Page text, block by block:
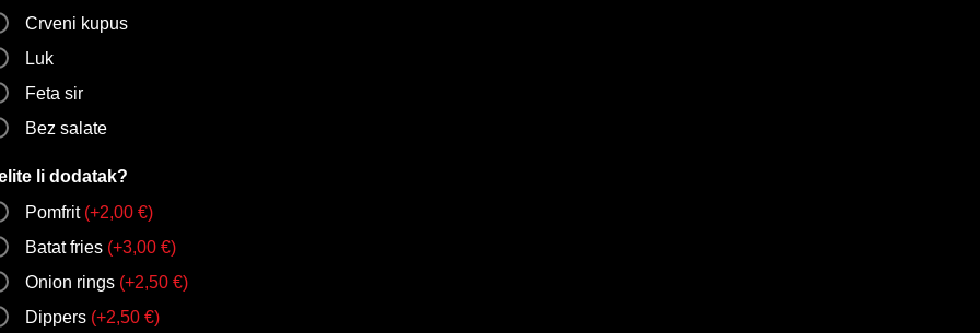
Crveni kupus
Luk
Feta sir
Bez salate
li dodatak?
Pomfrit (+2,00 €)
Batat fries (+3,00 €)
Onion rings (+2,50 €)
Dippers (+2,50 €)